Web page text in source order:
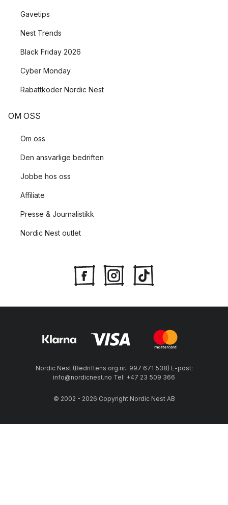
Gavetips
Nest Trends
Black Friday 2026
Cyber Monday
Rabattkoder Nordic Nest
OM OSS
Om oss
Den ansvarlige bedriften
Jobbe hos oss
Affiliate
Presse & Journalistikk
Nordic Nest outlet
Nordic Nest (Bedriftens org.nr.: 997 671 538) E-post:
info@nordicnest.no Tel: +47 23 509 366
© 2002 - 2026 Copyright Nordic Nest AB